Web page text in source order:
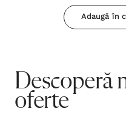
Adaugă în
Descoperă
oferte